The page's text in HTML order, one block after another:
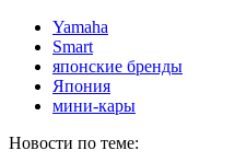
Yamaha
Smart
японские бренды
Япония
мини-кары
Новости по теме: